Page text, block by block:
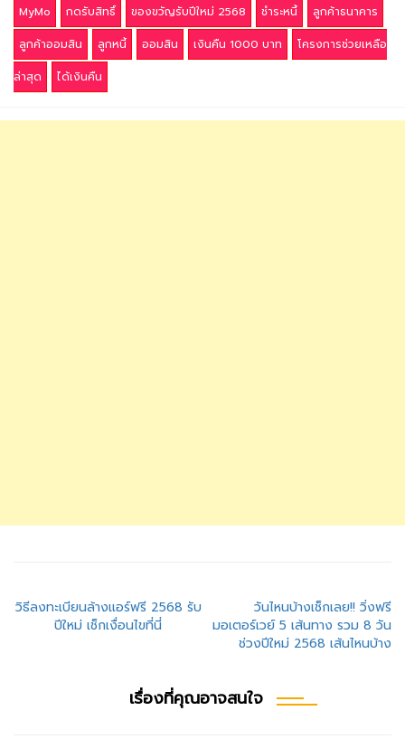
MyMo กดรับสิทธิ์ ของขวัญรับปีใหม่ 2568 ชำระหนี้
ลูกค้าธนาคาร
ลูกค้าออมสิน
ลูกหนี้ ออมสิน เงินคืน 1000 บาท
โครงการช่วยเหลือ
ล่าสุด
ได้เงินคืน
แนะแนว
เรื่อง
วิธีลงทะเบียนล้างแอร์ฟรี 2568 รับ
ปีใหม่ เช็กเงื่อนไขที่นี่
วันไหนบ้างเช็กเลย!! วิ่งฟรี
มอเตอร์เวย์ 5 เส้นทาง รวม 8 วัน
ช่วงปีใหม่ 2568 เส้นไหนบ้าง
เรื่องที่คุณอาจสนใจ